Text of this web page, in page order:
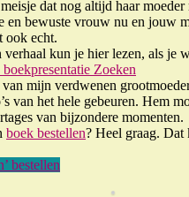
dat nog altijd haar moeder
en bewuste vrouw nu en jouw
ook echt.
verhaal kun je hier lezen, als je
boekpresentatie Zoeken
mijn verdwenen
van het hele gebeuren. Hem
van bijzondere momenten.
boek bestellen? Heel graag.
bestellen